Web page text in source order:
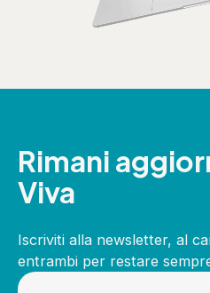
Rimani
Viva
Iscriviti alla newsletter, al
entrambi per restare